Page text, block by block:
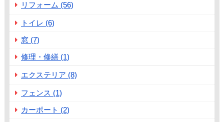
リフォーム (56)
トイレ (6)
窓 (7)
修理・修繕 (1)
エクステリア (8)
フェンス (1)
カーポート (2)